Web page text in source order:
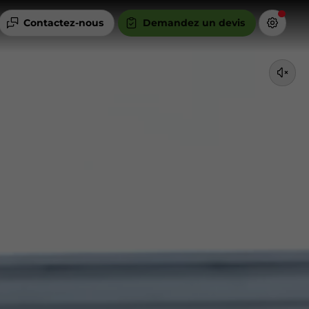
Contactez-nous Demandez un devis